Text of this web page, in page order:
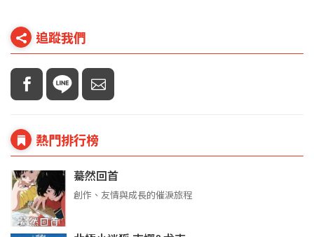
追蹤我們
熱門排行榜
驀然回首
創作、友情與成長的催淚旅程